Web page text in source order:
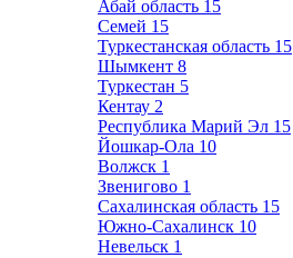
Абай область 15
Семей 15
Туркестанская область 15
Шымкент 8
Туркестан 5
Кентау 2
Республика Марий Эл 15
Йошкар-Ола 10
Волжск 1
Звенигово 1
Сахалинская область 15
Южно-Сахалинск 10
Невельск 1